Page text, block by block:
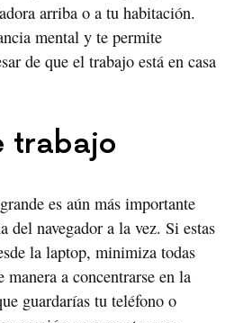
arriba o a tu habitación.
mental y te permite
de que el trabajo está en casa
trabajo
es aún más importante
del navegador a la vez. Si estas
la laptop, minimiza todas
manera a concentrarse en la
guardarías tu teléfono o